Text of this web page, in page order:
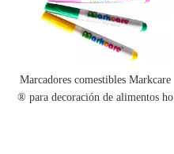
Marcadores comestibles Markcare
® para decoración de alimentos ho